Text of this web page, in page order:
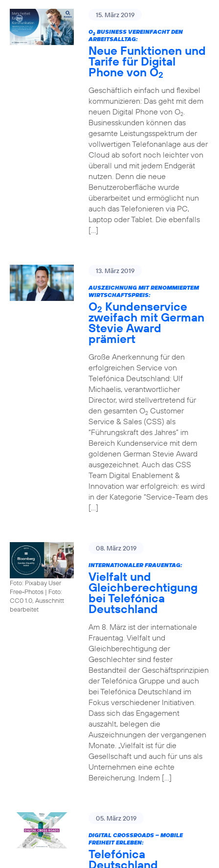
15. März 2019
O2BUSINESS VEREINFACHT DEN
ARBEITSALLTAG:
Neue Funktionen und
Tarife für Digital
Phone von O2
Geschäftlich einfach und flexibel
kommunizieren: Das geht mit dem
neuen Digital Phone von O2.
Businesskunden können das
gesamte Leistungsspektrum der
vollwertigen Telefonanlage aus der
Cloud ab sofort noch leichter von
überall und mit jedem Endgerät
nutzen. Denn die neue
Benutzeroberfläche wurde
überarbeitet und ermöglicht nun
auch das Telefonieren via PC,
Laptop oder Tablet. Die ebenfalls
[…]
13. März 2019
AUSZEICHNUNG MIT RENOMMIERTEM
WIRTSCHAFTSPREIS:
O2 Kundenservice
zweifach mit German
Stevie Award
prämiert
Große Anerkennung für den
erfolgreichen Service von
Telefónica Deutschland: Ulf
Michaelis, verantwortlicher
Director, wird stellvertretend für
den gesamten O2Customer
Service & Sales (CSS) als
“Führungskraft des Jahres” im
Bereich Kundenservice mit dem
goldenen German Stevie Award
ausgezeichnet. Auch das CSS
Team Digital Enablement &
Innovation war erfolgreich: es wird
in der Kategorie “Service-Team des
[…]
Foto: Pixabay User
Free-Photos | Foto:
CC0 1.0, Ausschnitt
bearbeitet
08. März 2019
INTERNATIONALER FRAUENTAG:
Vielfalt und
Gleichberechtigung
bei Telefónica
Deutschland
Am 8. März ist der internationale
Frauentag. Vielfalt und
Gleichberechtigung der
Geschlechter sind fester
Bestandteil der Geschäftsprinzipien
der Telefónica Gruppe und auch
bei Telefónica Deutschland im
Fokus verschiedener Initiativen.
Dass sich das Engagement
auszahlt, belegen die
Auszeichnungen der vergangenen
Monate. „Vielfalt ist für die
Gesellschaft und auch für uns als
Unternehmen eine echte
Bereicherung. Indem […]
05. März 2019
DIGITAL CROSSROADS – MOBILE
FREIHEIT ERLEBEN:
Telefónica
Deutschland